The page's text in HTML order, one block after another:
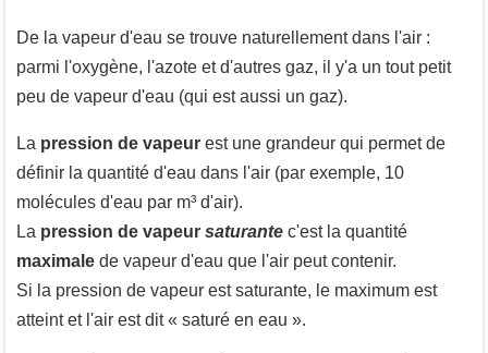
De la vapeur d'eau se trouve naturellement dans l'air :
parmi l'oxygène, l'azote et d'autres gaz, il y'a un tout petit
peu de vapeur d'eau (qui est aussi un gaz).
La pression de vapeur est une grandeur qui permet de
définir la quantité d'eau dans l'air (par exemple, 10
molécules d'eau par m³ d'air).
La pression de vapeur saturante c'est la quantité
maximale de vapeur d'eau que l'air peut contenir.
Si la pression de vapeur est saturante, le maximum est
atteint et l'air est dit « saturé en eau ».